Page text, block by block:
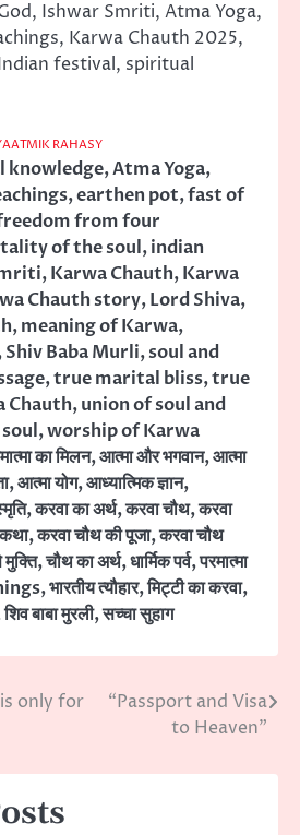
Ishwar Smriti, Atma Yoga,
Karwa Chauth 2025,
festival, spiritual
RAHASY
,Atma Yoga,
,earthen pot,fast of
from four
of the soul,indian
,Karwa Chauth,Karwa
Chauth story,Lord Shiva,
,meaning of Karwa,
Shiv Baba Murli,soul and
,true marital bliss,true
Chauth,union of soul and
,worship of Karwa
का मिलन,आत्मा और भगवान,आत्मा
,आत्मा योग,आध्यात्मिक ज्ञान,
,करवा का अर्थ,करवा चौथ,करवा
,करवा चौथ की पूजा,करवा चौथ
मुक्ति,चौथ का अर्थ,धार्मिक पर्व,परमात्मा
,भारतीय त्यौहार,मिट्टी का करवा,
शिव बाबा मुरली,सच्चा सुहाग
only for
“Passport and Visa
to Heaven”